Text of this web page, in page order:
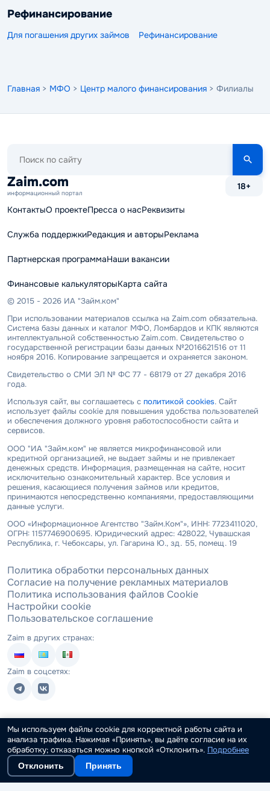
Рефинансирование
Для погашения других займов Рефинансирование
Главная > МФО > Центр малого финансирования > Филиалы
сайту
Zaim.com
информационный портал
18+
КонтактыО проектеПресса о насРеквизиты
Служба поддержкиРедакция и авторыРеклама
Партнерская программаНаши вакансии
Финансовые калькуляторыКарта сайта
© 2015 - 2026 ИА "Займ.ком"
При использовании материалов ссылка на Zaim.com обязательна.
Система базы данных и каталог МФО, Ломбардов и КПК являются
интеллектуальной собственностью Zaim.com. Свидетельство о
государственной регистрации базы данных №2016621516 от 11
ноября 2016. Копирование запрещается и охраняется законом.
Свидетельство о СМИ ЭЛ № ФС 77 - 68179 от 27 декабря 2016
года.
Используя сайт, вы соглашаетесь с политикой cookies. Сайт
использует файлы cookie для повышения удобства пользователей
и обеспечения должного уровня работоспособности сайта и
сервисов.
ООО "ИА "Займ.ком" не является микрофинансовой или
кредитной организацией, не выдает займы и не привлекает
денежных средств. Информация, размещенная на сайте, носит
исключительно ознакомительный характер. Все условия и
решения, касающиеся получения займов или кредитов,
принимаются непосредственно компаниями, предоставляющими
данные услуги.
ООО «Информационное Агентство "Займ.Ком"», ИНН: 7723411020,
ОГРН: 1157746900695. Юридический адрес: 428022, Чувашская
Республика, г. Чебоксары, ул. Гагарина Ю., зд. 55, помещ. 19
Политика обработки персональных данных
Согласие на получение рекламных материалов
Политика использования файлов Cookie
Настройки cookie
Пользовательское соглашение
Zaim в других странах:
Zaim в соцсетях:
Мы используем файлы cookie для корректной работы сайта и
анализа трафика. Нажимая «Принять», вы даёте согласие на их
обработку; отказаться можно кнопкой «Отклонить». Подробнее
Отклонить Принять